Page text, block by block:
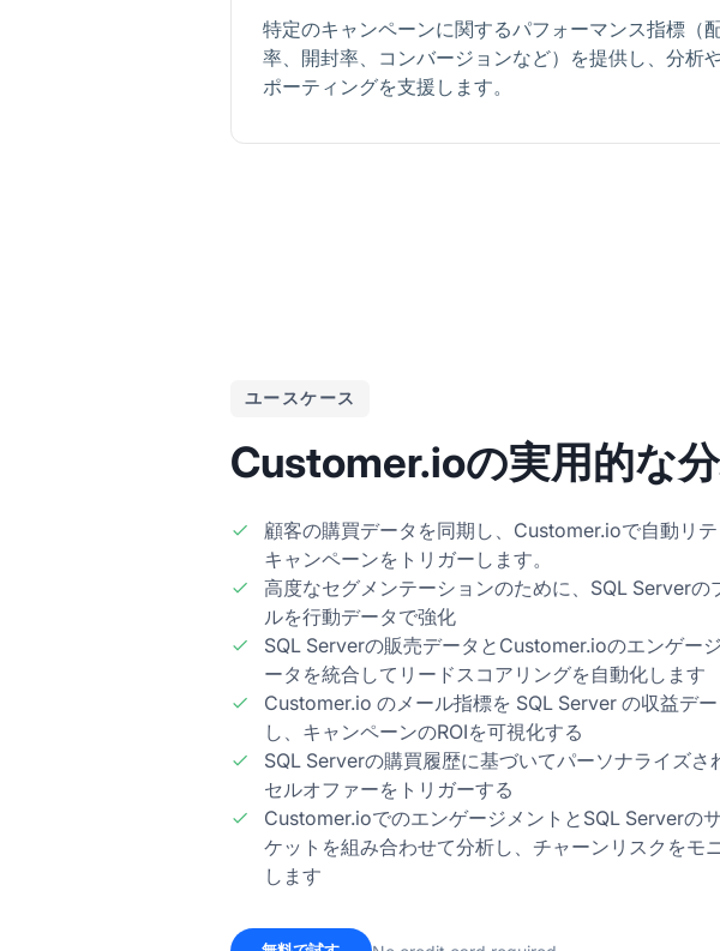
特定のキャンペーンに関するパフォーマンス指標（
率、開封率、コンバージョンなど）を提供し、分析
ポーティングを支援します。
ユースケース
Customer.ioの実用的な
顧客の購買データを同期し、Customer.ioで自動リ
キャンペーンをトリガーします。
高度なセグメンテーションのために、SQL Serverの
ルを行動データで強化
SQL Serverの販売データとCustomer.ioのエンゲー
ータを統合してリードスコアリングを自動化します
Customer.io のメール指標を SQL Server の収益デ
し、キャンペーンのROIを可視化する
SQL Serverの購買履歴に基づいてパーソナライズさ
セルオファーをトリガーする
Customer.ioでのエンゲージメントとSQL Serverの
ケットを組み合わせて分析し、チャーンリスクをモ
します